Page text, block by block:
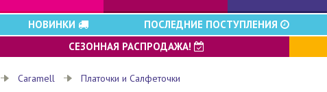
НОВИНКИ ПОСЛЕДНИЕ ПОСТУПЛЕНИЯ
СЕЗОННАЯ РАСПРОДАЖА!
Caramell Платочки и Салфеточки